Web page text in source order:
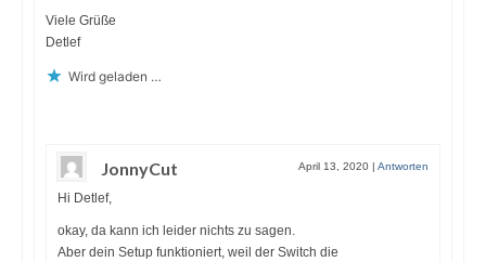
Viele Grüße
Detlef
Wird geladen …
JonnyCut April 13, 2020 Antworten
Hi Detlef,
okay, da kann ich leider nichts zu sagen.
Aber dein Setup funktioniert, weil der Switch die